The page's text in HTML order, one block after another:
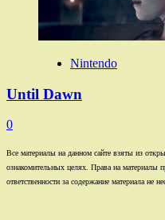
Nintendo
Until Dawn
0
Все материалы на данном сайте взяты из
ознакомительных целях. Права на материалы
ответственности за содержание материала не